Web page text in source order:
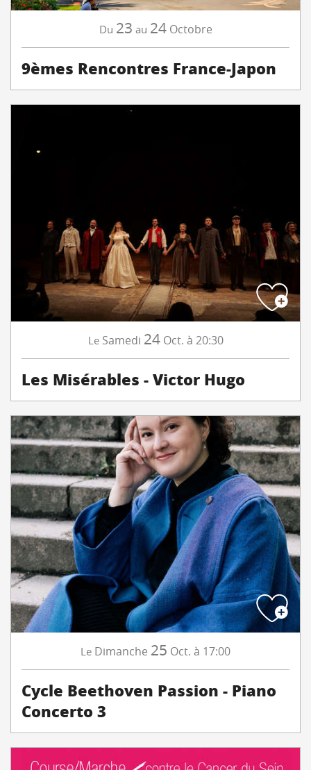
Du 23 au 24 Octobre
9èmes Rencontres France-Japon
Le Samedi 24 Oct. à 20:30
Les Misérables - Victor Hugo
Le Dimanche 25 Oct. à 17:00
Cycle Beethoven Passion - Piano
Concerto 3